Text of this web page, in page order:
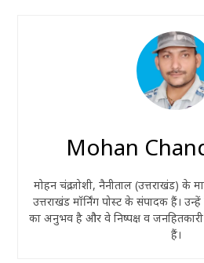
Mohan
मोहन चंद्र जोशी, नैनीताल (उत्तराखंड) के
उत्तराखंड मॉर्निंग पोस्ट के संपादक हैं। उन्हें
का अनुभव है और वे निष्पक्ष व
हैं।